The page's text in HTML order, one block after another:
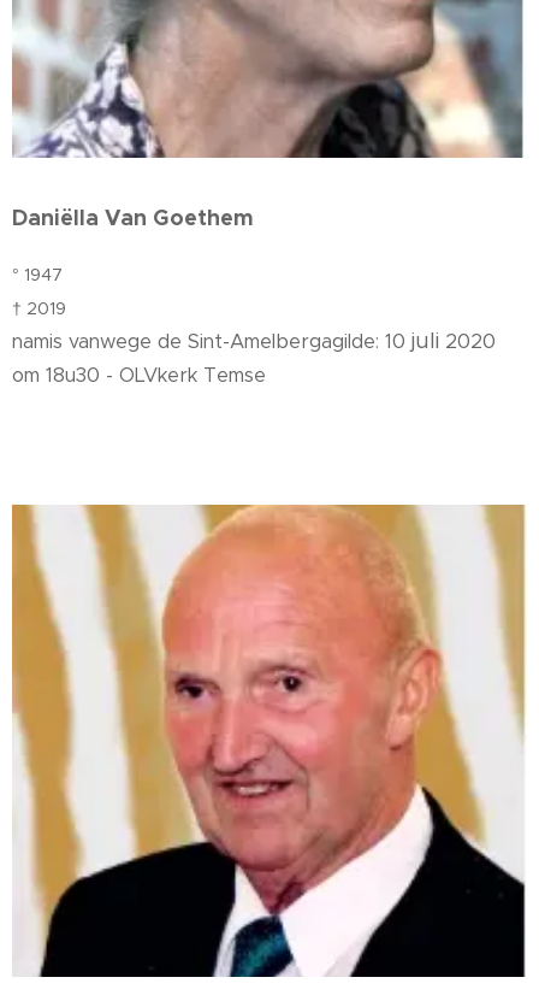
Daniëlla Van Goethem
° 1947
† 2019
namis vanwege de Sint-Amelbergagilde: 10 juli 2020
om 18u30 - OLVkerk Temse